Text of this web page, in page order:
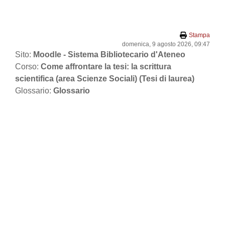
Stampa
domenica, 9 agosto 2026, 09:47
Sito: Moodle - Sistema Bibliotecario d'Ateneo
Corso: Come affrontare la tesi: la scrittura
scientifica (area Scienze Sociali) (Tesi di laurea)
Glossario: Glossario